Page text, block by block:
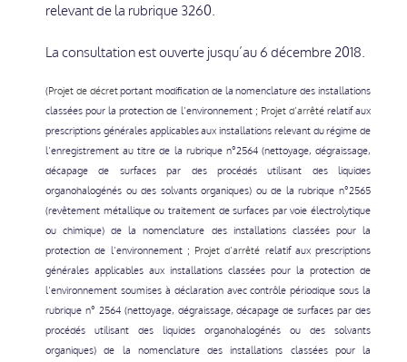
relevant de la rubrique 3260.
La consultation est ouverte jusqu’au 6 décembre 2018.
(Projet de décretportant modification de la nomenclature des installations
classées pour la protection de l’environnement ; Projet d’arrêtérelatif aux
prescriptions générales applicables aux installations relevant du régime de
l’enregistrement au titre de la rubrique n°2564 (nettoyage, dégraissage,
décapage de surfaces par des procédés utilisant des liquides
organohalogénés ou des solvants organiques) ou de la rubrique n°2565
(revêtement métallique ou traitement de surfaces par voie électrolytique
ou chimique) de la nomenclature des installations classées pour la
protection de l’environnement ; Projet d’arrêté relatif aux prescriptions
générales applicables aux installations classées pour la protection de
l’environnement soumises à déclaration avec contrôle périodique sous la
rubrique n° 2564 (nettoyage, dégraissage, décapage de surfaces par des
procédés utilisant des liquides organohalogénés ou des solvants
organiques) de la nomenclature des installations classées pour la